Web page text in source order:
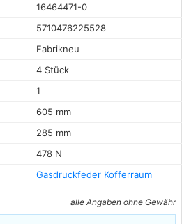
16464471-0
5710476225528
Fabrikneu
4 Stück
1
605 mm
285 mm
478 N
Gasdruckfeder Kofferraum
alle Angaben ohne Gewähr